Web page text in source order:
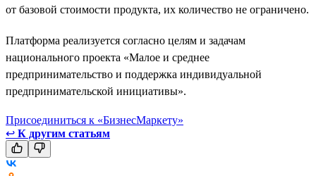
от базовой стоимости продукта, их количество не ограничено.
Платформа реализуется согласно целям и задачам
национального проекта «Малое и среднее
предпринимательство и поддержка индивидуальной
предпринимательской инициативы».
Присоединиться к «БизнесМаркету»
↩ К другим статьям